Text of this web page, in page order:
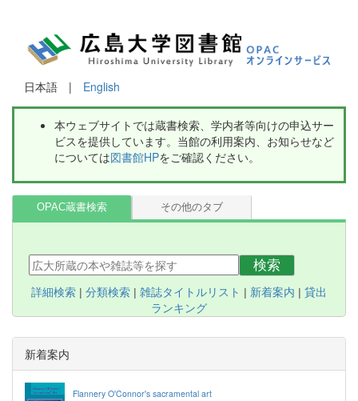
日本語 | English
本ウェブサイトでは蔵書検索、学内者等向けの申込サー
ビスを提供しています。当館の利用案内、お知らせなど
については図書館HPをご確認ください。
OPAC蔵書検索 その他のタブ
検索
詳細検索 | 分類検索 | 雑誌タイトルリスト | 新着案内 | 貸出
ランキング
新着案内
Flannery O'Connor's sacramental art